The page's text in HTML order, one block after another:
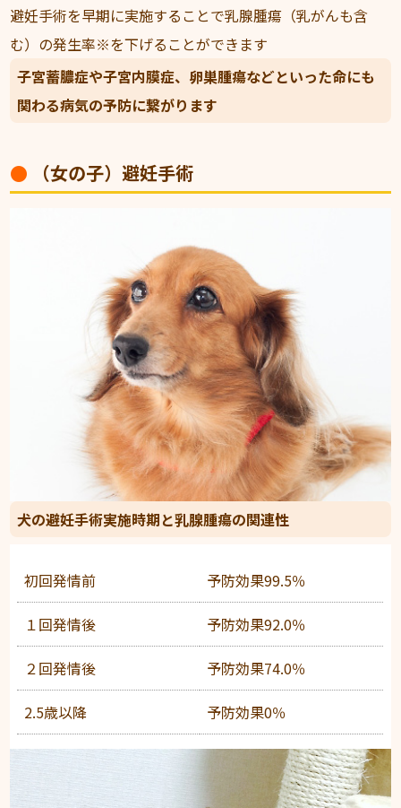
避妊手術を早期に実施することで乳腺腫瘍（乳がんも含
む）の発生率※を下げることができます
子宮蓄膿症や子宮内膜症、卵巣腫瘍などといった命にも
関わる病気の予防に繋がります
（女の子）避妊手術
犬の避妊手術実施時期と乳腺腫瘍の関連性
初回発情前 予防効果99.5％
１回発情後 予防効果92.0％
２回発情後 予防効果74.0％
2.5歳以降 予防効果0％